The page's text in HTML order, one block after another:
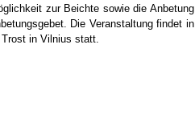
zur Beichte sowie die Anbetung
Die Veranstaltung findet in
in Vilnius statt.